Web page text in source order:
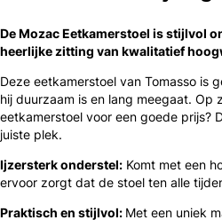
De Mozac Eetkamerstoel is ​​stijlvol
heerlijke zitting van kwalitatief
Deze eetkamerstoel van Tomasso is
hij duurzaam is en lang meegaat. Op
eetkamerstoel voor een goede prijs?
juiste plek.
Ijzersterk onderstel: Komt met een
ervoor zorgt dat de stoel ten alle
Praktisch en stijlvol: Met een uniek